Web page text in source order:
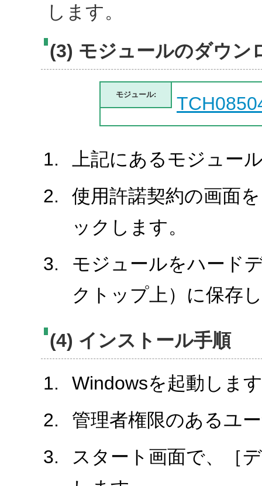
します。
(3) モジュールのダウン
モジュール:
上記にあるモジュー
使用許諾契約の画面
ックします。
モジュールをハード
クトップ上）に保存
(4) インストール手順
Windowsを起動しま
管理者権限のあるユ
スタート画面で、［